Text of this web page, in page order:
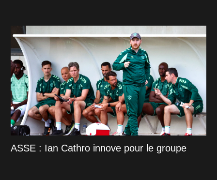
ASSE : Ian Cathro innove pour le groupe